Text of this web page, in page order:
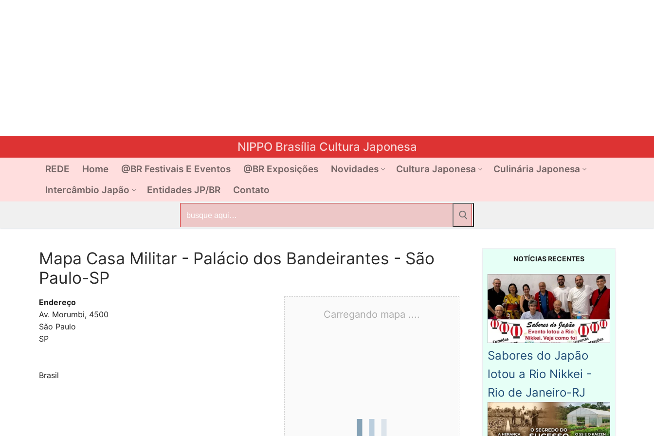
NIPPO Brasília Cultura Japonesa
REDE Home @BR Festivais E Eventos @BR Exposições Novidades Cultura Japonesa
Culinária Japonesa
Intercâmbio Japão
Entidades JP/BR Contato
por:
Mapa Casa Militar - Palácio dos Bandeirantes - São
Paulo-SP
Carregando mapa ....
Endereço
Av. Morumbi, 4500
São Paulo
SP
Brasil
NOTÍCIAS RECENTES
Sabores do Japão
lotou a Rio Nikkei -
Rio de Janeiro-RJ